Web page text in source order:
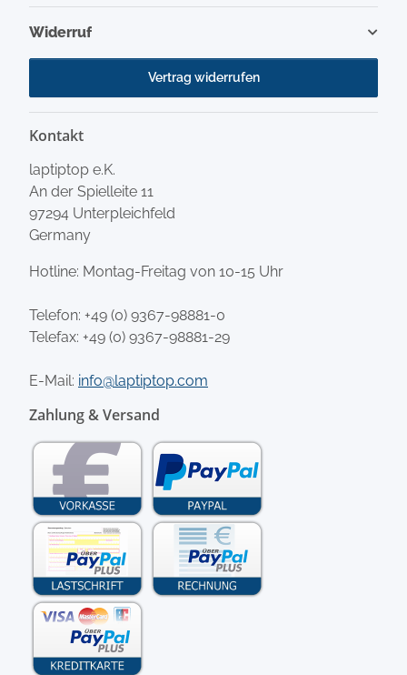
Widerruf
Vertrag widerrufen
Kontakt
laptiptop e.K.
An der Spielleite 11
97294 Unterpleichfeld
Germany
Hotline: Montag-Freitag von 10-15 Uhr
Telefon: +49 (0) 9367-98881-0
Telefax: +49 (0) 9367-98881-29
E-Mail: info@laptiptop.com
Zahlung & Versand